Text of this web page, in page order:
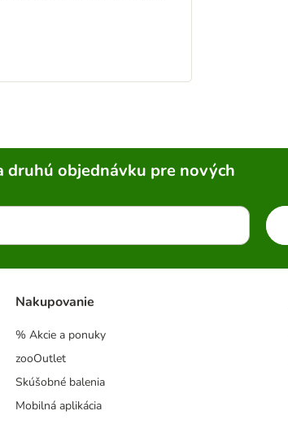
objednávku pre nových
Nakupovanie
% Akcie a ponuky
zooOutlet
Skúšobné balenia
Mobilná aplikácia